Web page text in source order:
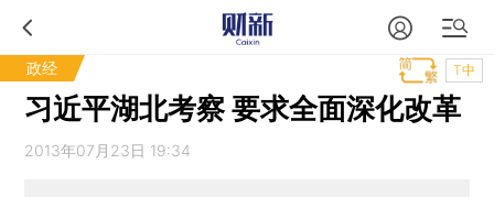
政经 T中
习近平湖北考察 要求全面深化改革
2013年07月23日 19:34